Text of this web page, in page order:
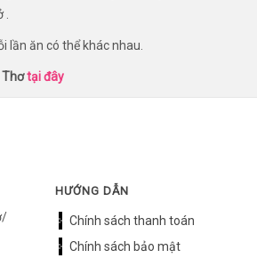
lần ăn có thể khác nhau.
Thơtại đây
HƯỚNG DẪN
Chính sách thanh toán
Chính sách bảo mật